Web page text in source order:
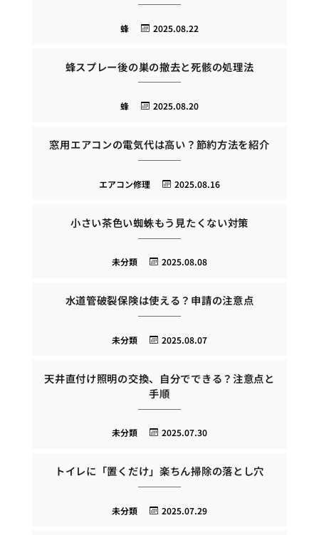
2025.08.22
蜂
蜂スプレー後の巣の撤去と死骸の処理法
2025.08.20
蜂
窓用エアコンの電気代は高い？節約方法を紹介
2025.08.16
エアコン修理
小さい茶色い蜘蛛もう見たくない対策
2025.08.08
未分類
水道管破裂保険は使える？申請の注意点
2025.08.07
未分類
天井直付け照明の交換、自分でできる？注意点と
手順
2025.07.30
未分類
トイレに「置くだけ」楽ちん掃除の落とし穴
2025.07.29
未分類